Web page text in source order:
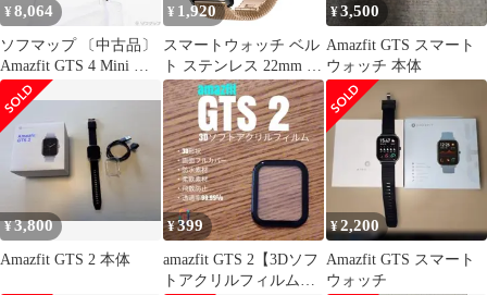
¥8,064
ソフマップ 〔中古品〕
Amazfit GTS 4 Mini ミ
ッドナイトブラック
【198】
¥ 1,920
スマートウォッチ ベル
ト ステンレス 22mm 22
ミリ 20mm 20ミリ バン
ド メッシュ ミラネーゼ
シンプル 腕時計 ピンク
ゴールド桃色 金色 ゴー
ルド 金色
¥3,500
Amazfit GTS スマート
ウォッチ 本体
¥3,800
Amazfit GTS 2 本体
¥399
amazfit GTS 2【3Dソフ
トアクリルフィルム】
¥2,200
Amazfit GTS スマート
ウォッチ